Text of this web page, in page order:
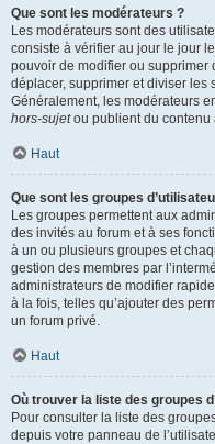
Que sont les modérateurs ?
Les modérateurs sont des
consiste à vérifier au jour le jour
pouvoir de modifier ou supprimer
déplacer, supprimer et diviser les
Généralement, les modérateurs
hors-sujetou publient du contenu
Haut
Que sont les groupes
Les groupes permettent aux
des invités au forum et à ses
à un ou plusieurs groupes et
gestion des membres par
administrateurs de modifier
à la fois, telles qu’ajouter des
un forum privé.
Haut
Où trouver la liste des groupes
Pour consulter la liste des
depuis votre panneau de